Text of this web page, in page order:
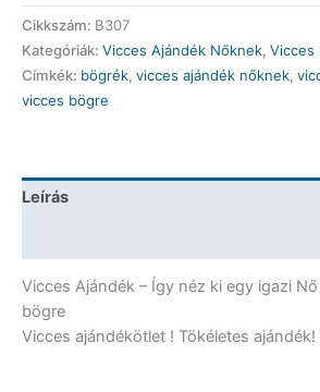
-
Így
néz
ki
egy
Bögre
Ajándék
mennyiség
Cikkszám: B307
Kategóriák: Vicces Ajándék Nőknek, Vicces
Címkék: bögrék, vicces ajándék nőknek,
vicces bögre
Leírás
Vicces Ajándék – Így néz ki egy igazi
bögre
Vicces ajándékötlet ! Tökéletes ajándék!